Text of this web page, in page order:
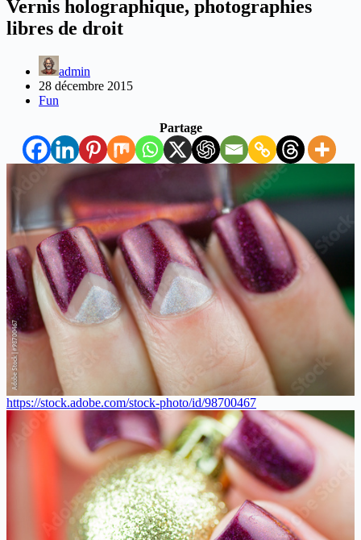
Vernis holographique, photographies
libres de droit
admin
28 décembre 2015
Fun
Partage
https://stock.adobe.com/stock-photo/id/98700467